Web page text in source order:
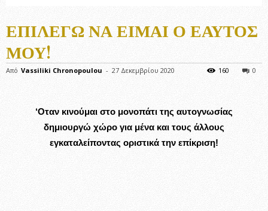
ΕΠΙΛΈΓΩ ΝΑ ΕΊΜΑΙ Ο ΕΑΥΤΌΣ
ΜΟΥ!
Από Vassiliki Chronopoulou - 27 Δεκεμβρίου 2020 0
160
‘Οταν κινούμαι στο μονοπάτι της αυτογνωσίας
δημιουργώ χώρο για μένα και τους άλλους
εγκαταλείποντας οριστικά την επίκριση!